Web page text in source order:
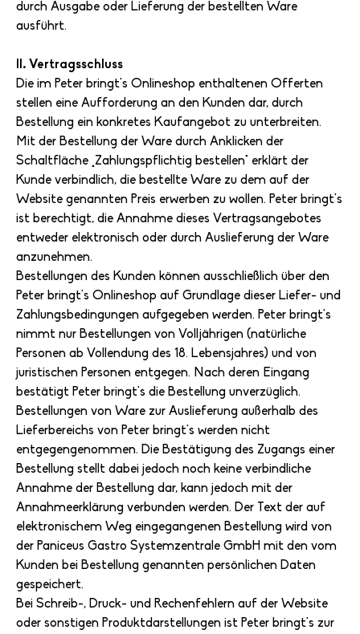
durch Ausgabe oder Lieferung der bestellten Ware
ausführt.
II. Vertragsschluss
Die im Peter bringt's Onlineshop enthaltenen Offerten
stellen eine Aufforderung an den Kunden dar, durch
Bestellung ein konkretes Kaufangebot zu unterbreiten.
Mit der Bestellung der Ware durch Anklicken der
Schaltfläche „Zahlungspflichtig bestellen" erklärt der
Kunde verbindlich, die bestellte Ware zu dem auf der
Website genannten Preis erwerben zu wollen. Peter bringt's
ist berechtigt, die Annahme dieses Vertragsangebotes
entweder elektronisch oder durch Auslieferung der Ware
anzunehmen.
Bestellungen des Kunden können ausschließlich über den
Peter bringt's Onlineshop auf Grundlage dieser Liefer- und
Zahlungsbedingungen aufgegeben werden. Peter bringt's
nimmt nur Bestellungen von Volljährigen (natürliche
Personen ab Vollendung des 18. Lebensjahres) und von
juristischen Personen entgegen. Nach deren Eingang
bestätigt Peter bringt's die Bestellung unverzüglich.
Bestellungen von Ware zur Auslieferung außerhalb des
Lieferbereichs von Peter bringt's werden nicht
entgegengenommen. Die Bestätigung des Zugangs einer
Bestellung stellt dabei jedoch noch keine verbindliche
Annahme der Bestellung dar, kann jedoch mit der
Annahmeerklärung verbunden werden. Der Text der auf
elektronischem Weg eingegangenen Bestellung wird von
der Paniceus Gastro Systemzentrale GmbH mit den vom
Kunden bei Bestellung genannten persönlichen Daten
gespeichert.
Bei Schreib-, Druck- und Rechenfehlern auf der Website
oder sonstigen Produktdarstellungen ist Peter bringt's zur